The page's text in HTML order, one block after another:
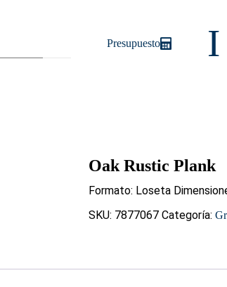
Presupuesto I
Oak Rustic Plank
Formato: Loseta
SKU: 7877067 Categoría: